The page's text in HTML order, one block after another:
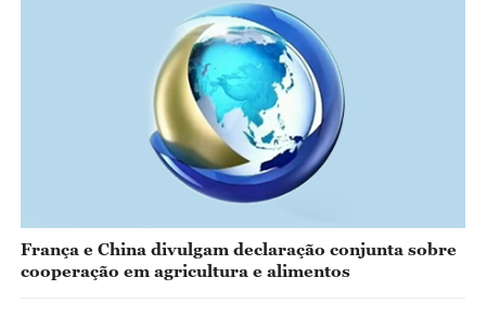
França e China divulgam declaração conjunta sobre
cooperação em agricultura e alimentos